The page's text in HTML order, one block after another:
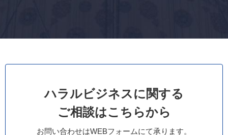
ハラルビジネスに関する
ご相談はこちらから
お問い合わせはWEBフォームにて承ります。